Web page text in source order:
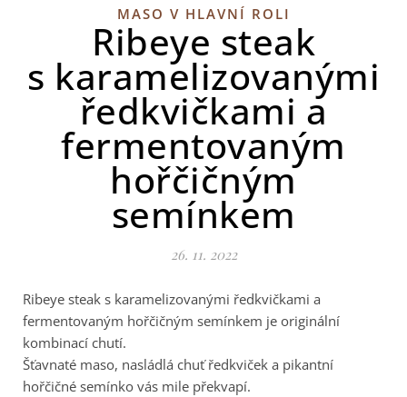
MASO V HLAVNÍ ROLI
Ribeye steak
s karamelizovanými
ředkvičkami a
fermentovaným
hořčičným
semínkem
26. 11. 2022
Ribeye steak s karamelizovanými ředkvičkami a
fermentovaným hořčičným semínkem je originální
kombinací chutí.
Šťavnaté maso, nasládlá chuť ředkviček a pikantní
hořčičné semínko vás mile překvapí.